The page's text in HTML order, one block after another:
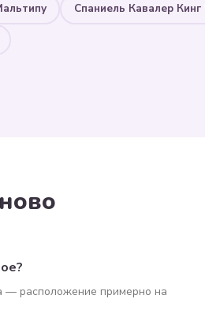
Спаниель Кавалер Кинг
— расположение примерно на